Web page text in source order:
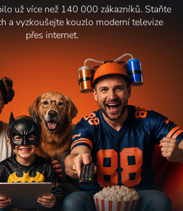
už více než 140 000 zákazníků. Staňte
a vyzkoušejte kouzlo moderní televize
přes internet.